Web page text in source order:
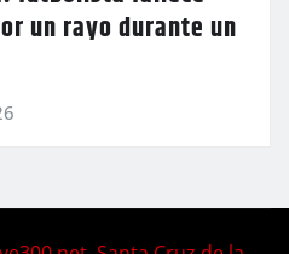
un rayo durante un